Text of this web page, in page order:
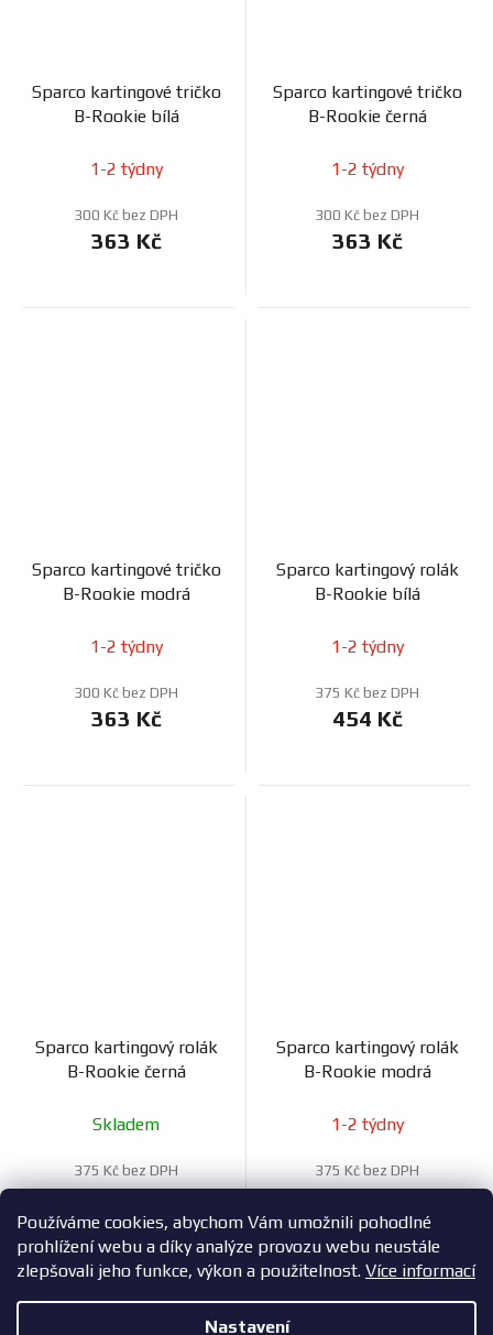
Používáme cookies, abychom Vám umožnili pohodlné
prohlížení webu a díky analýze provozu webu neustále
zlepšovali jeho funkce, výkon a použitelnost. Více informací
Nastavení
Sparco kartingové tričko
B-Rookie bílá
1-2 týdny
300 Kč bez DPH
363 Kč
Sparco kartingové tričko
B-Rookie černá
1-2 týdny
300 Kč bez DPH
363 Kč
Sparco kartingové tričko
B-Rookie modrá
1-2 týdny
300 Kč bez DPH
363 Kč
Sparco kartingový rolák
B-Rookie bílá
1-2 týdny
375 Kč bez DPH
454 Kč
Sparco kartingový rolák
B-Rookie černá
Skladem
375 Kč bez DPH
454 Kč
Sparco kartingový rolák
B-Rookie modrá
1-2 týdny
375 Kč bez DPH
454 Kč
O
16položek celkem